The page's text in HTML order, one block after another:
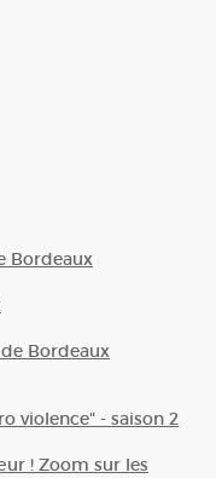
Bordeaux
Bordeaux
violence" - saison 2
! Zoom sur les